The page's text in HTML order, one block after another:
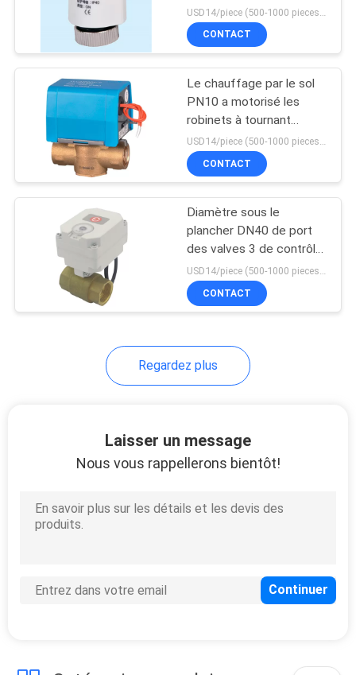
commande de
température de l'eau
DN15
CONTACT
Le chauffage par le sol
PN10 a motorisé les
robinets à tournant
sphérique, DC12V les
robinets 1 à tournant
sphérique en laiton de
USD14/piece (500-1000 pieces) , USD10.5 (>1000 pieces) MOQ:1000 morceaux
CONTACT
Diamètre sous le
plancher DN40 de port
des valves 3 de contrôle
de température du
chauffage PN10 central
USD14/piece (500-1000 pieces) , USD10.5 (>1000 pieces) MOQ:1000 morceaux
CONTACT
Regardez plus
Laisser un message
Nous vous rappellerons bientôt!